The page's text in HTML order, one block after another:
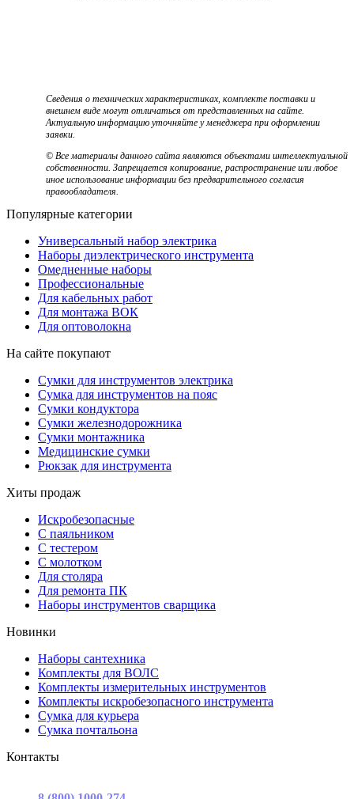
Сведения о технических характеристиках, комплекте поставки и
внешнем виде могут отличаться от представленных на сайте.
Актуальную информацию уточняйте у менеджера при оформлении
заявки.
© Все материалы данного сайта являются объектами интеллектуальной
собственности. Запрещается копирование, распространение или любое
иное использование информации без предварительного согласия
правообладателя.
Популярные категории
Универсальный набор электрика
Наборы диэлектрического инструмента
Омедненные наборы
Профессиональные
Для кабельных работ
Для монтажа ВОК
Для оптоволокна
На сайте покупают
Сумки для инструментов электрика
Сумка для инструментов на пояс
Сумки кондуктора
Сумки железнодорожника
Сумки монтажника
Медицинские сумки
Рюкзак для инструмента
Хиты продаж
Искробезопасные
С паяльником
С тестером
С молотком
Для столяра
Для ремонта ПК
Наборы инструментов сварщика
Новинки
Наборы сантехника
Комплекты для ВОЛС
Комплекты измерительных инструментов
Комплекты искробезопасного инструмента
Сумка для курьера
Сумка почтальона
Контакты